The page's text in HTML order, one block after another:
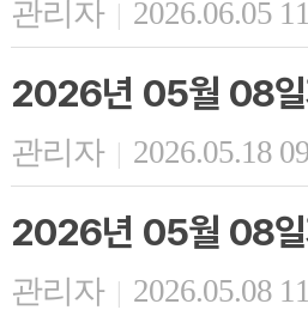
관리자 | 2026.06.05
2026년 05월 08일
관리자 | 2026.05.18
2026년 05월 08일
관리자 | 2026.05.08